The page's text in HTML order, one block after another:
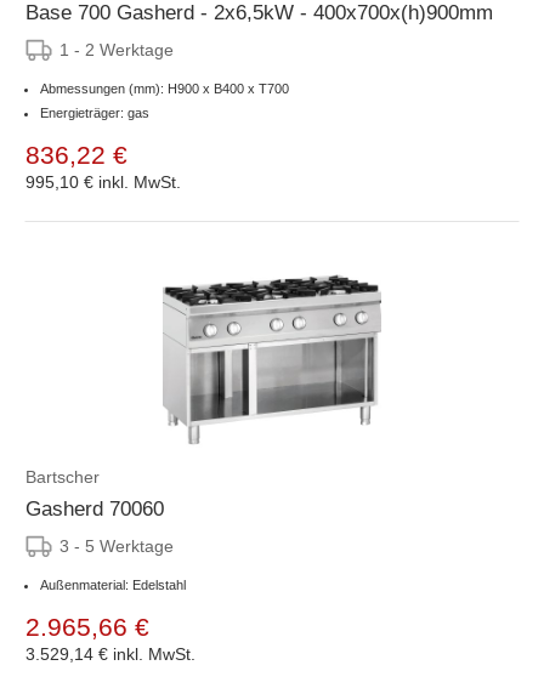
Base 700 Gasherd - 2x6,5kW - 400x700x(h)900mm
1 - 2 Werktage
Abmessungen (mm): H900 x B400 x T700
Energieträger: gas
836,22 €
995,10 € inkl. MwSt.
Bartscher
Gasherd 70060
3 - 5 Werktage
Außenmaterial: Edelstahl
2.965,66 €
3.529,14 € inkl. MwSt.